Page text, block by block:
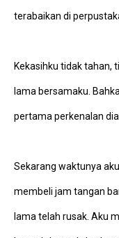
terabaikan di
Kekasihku tidak tahan,
lama bersamaku.
pertama perkenalan dia
Sekarang waktunya
membeli jam tangan
lama telah rusak. Aku